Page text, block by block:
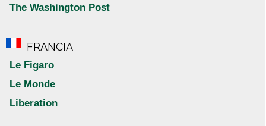
The Washington Post
FRANCIA
Le Figaro
Le Monde
Liberation